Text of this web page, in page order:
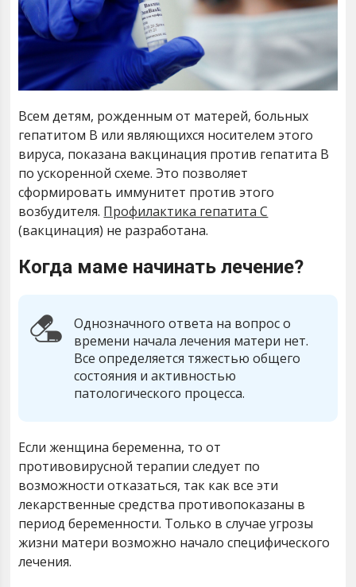
Всем детям, рожденным от матерей, больных
гепатитом В или являющихся носителем этого
вируса, показана вакцинация против гепатита В
по ускоренной схеме. Это позволяет
сформировать иммунитет против этого
возбудителя. Профилактика гепатита С
(вакцинация) не разработана.
Когда маме начинать лечение?
Однозначного ответа на вопрос о
времени начала лечения матери нет.
Все определяется тяжестью общего
состояния и активностью
патологического процесса.
Если женщина беременна, то от
противовирусной терапии следует по
возможности отказаться, так как все эти
лекарственные средства противопоказаны в
период беременности. Только в случае угрозы
жизни матери возможно начало специфического
лечения.